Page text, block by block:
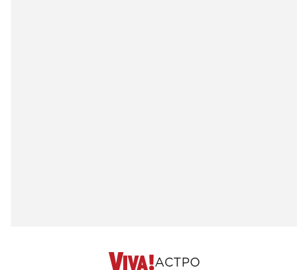
АСТРО